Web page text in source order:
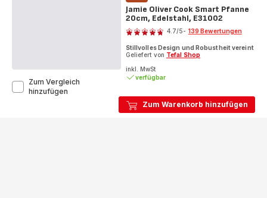
Zum Warenkorb hinzufügen
Jamie Oliver Cook Smart Pfanne
20cm, Edelstahl, E31002
Bewertung
4.7/5- 139 Bewertungen
Stillvolles Design und Robustheit vereint
Geliefert von Tefal Shop
inkl. MwSt
verfügbar
Zum Vergleich
hinzufügen